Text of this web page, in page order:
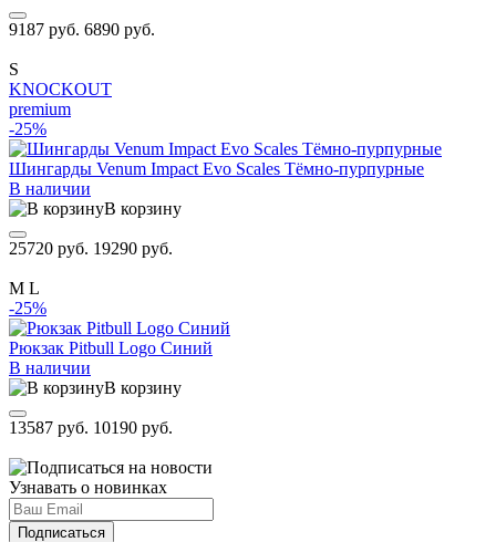
9187 руб. 6890 руб.
S
KNOCKOUT
premium
-25%
Шингарды Venum Impact Evo Scales Тёмно-пурпурные
В наличии
В корзину
25720 руб. 19290 руб.
M L
-25%
Рюкзак Pitbull Logo Синий
В наличии
В корзину
13587 руб. 10190 руб.
Узнавать о новинках
Подписаться